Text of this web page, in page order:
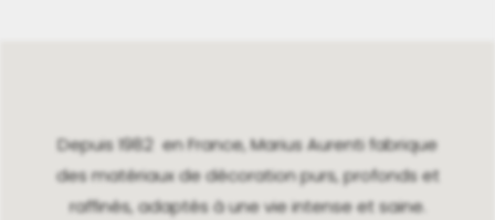
Depuis 1982 en France, Marius Aurenti fabrique
des matériaux de décoration purs, profonds et
raffinés, adaptés à une vie intense et saine.